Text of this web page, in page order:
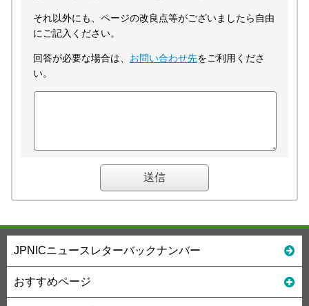
それ以外にも、ページの改良点等がございましたら自由
にご記入ください。
回答が必要な場合は、 お問い合わせ先をご利用くださ
い。
JPNICニュースレターバックナンバー
おすすめページ